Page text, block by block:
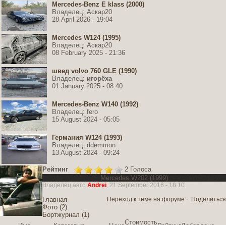
Mercedes-Benz E klass (2000)
Владелец: Аскар20
28 April 2026 - 19:04
Mercedes W124 (1995)
Владелец: Аскар20
08 February 2025 - 21:36
швед volvo 760 GLE (1990)
Владелец: игорёха
01 January 2025 - 08:40
Mercedes-Benz W140 (1992)
Владелец: fero
15 August 2024 - 05:05
Германия W124 (1993)
Владелец: ddemmon
13 August 2024 - 09:24
Рейтинг
2 Голоса
Mercedes W202 (1999)
Владелец авто Andrei , 21 September 2016 - 18:10
Переход к теме на форуме · Поделиться
Главная
Фото (2)
Бортжурнал (1)
Стоимость